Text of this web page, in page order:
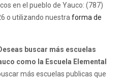
en el pueblo de Yauco: (787)
o utilizando nuestra forma de
buscar más escuelas
como la Escuela Elemental
más escuelas publicas que